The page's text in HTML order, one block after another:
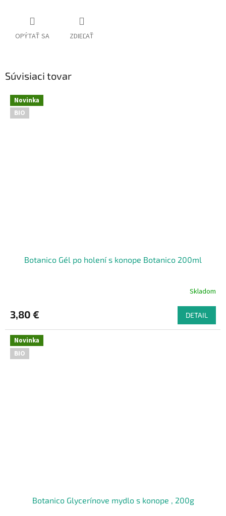
OPÝTAŤ SA ZDIEĽAŤ
Súvisiaci tovar
Novinka
BIO
Botanico Gél po holení s konope Botanico 200ml
Skladom
3,80 € DETAIL
Novinka
BIO
Botanico Glycerínove mydlo s konope , 200g